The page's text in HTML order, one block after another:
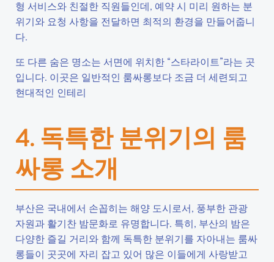
형 서비스와 친절한 직원들인데, 예약 시 미리 원하는 분
위기와 요청 사항을 전달하면 최적의 환경을 만들어줍니
다.
또 다른 숨은 명소는 서면에 위치한 “스타라이트”라는 곳
입니다. 이곳은 일반적인 룸싸롱보다 조금 더 세련되고
현대적인 인테리
4. 독특한 분위기의 룸
싸롱 소개
부산은 국내에서 손꼽히는 해양 도시로서, 풍부한 관광
자원과 활기찬 밤문화로 유명합니다. 특히, 부산의 밤은
다양한 즐길 거리와 함께 독특한 분위기를 자아내는 룸싸
롱들이 곳곳에 자리 잡고 있어 많은 이들에게 사랑받고